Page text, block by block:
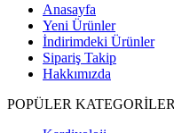
Anasayfa
Yeni Ürünler
İndirimdeki Ürünler
Sipariş Takip
Hakkımızda
POPÜLER KATEGORİLER